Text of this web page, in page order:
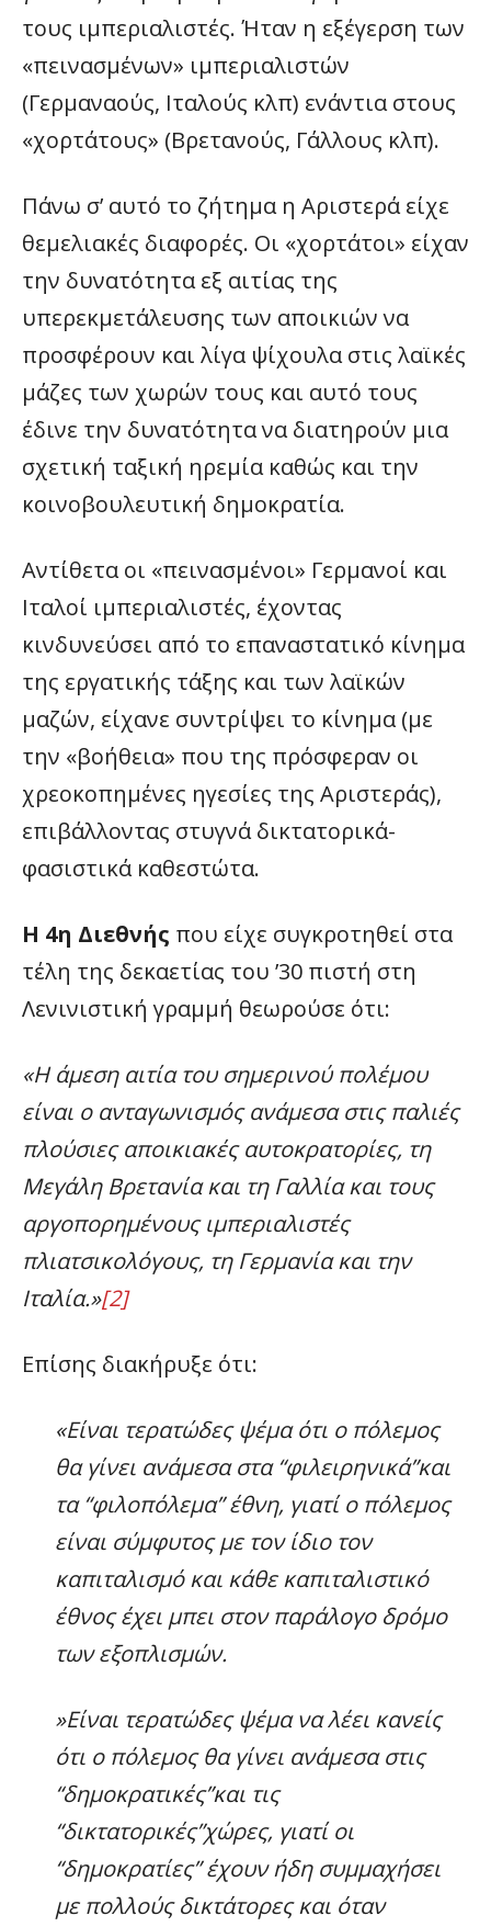
τους ιμπεριαλιστές. Ήταν η εξέγερση των
«πεινασμένων» ιμπεριαλιστών
(Γερμαναούς, Ιταλούς κλπ) ενάντια στους
«χορτάτους» (Βρετανούς, Γάλλους κλπ).
Πάνω σ’ αυτό το ζήτημα η Αριστερά είχε
θεμελιακές διαφορές. Οι «χορτάτοι» είχαν
την δυνατότητα εξ αιτίας της
υπερεκμετάλευσης των αποικιών να
προσφέρουν και λίγα ψίχουλα στις λαϊκές
μάζες των χωρών τους και αυτό τους
έδινε την δυνατότητα να διατηρούν μια
σχετική ταξική ηρεμία καθώς και την
κοινοβουλευτική δημοκρατία.
Αντίθετα οι «πεινασμένοι» Γερμανοί και
Ιταλοί ιμπεριαλιστές, έχοντας
κινδυνεύσει από το επαναστατικό κίνημα
της εργατικής τάξης και των λαϊκών
μαζών, είχανε συντρίψει το κίνημα (με
την «βοήθεια» που της πρόσφεραν οι
χρεοκοπημένες ηγεσίες της Αριστεράς),
επιβάλλοντας στυγνά δικτατορικά-
φασιστικά καθεστώτα.
Η 4η Διεθνής που είχε συγκροτηθεί στα
τέλη της δεκαετίας του ’30 πιστή στη
Λενινιστική γραμμή θεωρούσε ότι:
«Η άμεση αιτία του σημερινού πολέμου
είναι ο ανταγωνισμός ανάμεσα στις παλιές
πλούσιες αποικιακές αυτοκρατορίες, τη
Μεγάλη Βρετανία και τη Γαλλία και τους
αργοπορημένους ιμπεριαλιστές
πλιατσικολόγους, τη Γερμανία και την
Ιταλία.»[2]
Επίσης διακήρυξε ότι:
«Είναι τερατώδες ψέμα ότι ο πόλεμος
θα γίνει ανάμεσα στα “φιλειρηνικά”και
τα “φιλοπόλεμα” έθνη, γιατί ο πόλεμος
είναι σύμφυτος με τον ίδιο τον
καπιταλισμό και κάθε καπιταλιστικό
έθνος έχει μπει στον παράλογο δρόμο
των εξοπλισμών.
»Είναι τερατώδες ψέμα να λέει κανείς
ότι ο πόλεμος θα γίνει ανάμεσα στις
“δημοκρατικές”και τις
“δικτατορικές”χώρες, γιατί οι
“δημοκρατίες” έχουν ήδη συμμαχήσει
με πολλούς δικτάτορες και όταν